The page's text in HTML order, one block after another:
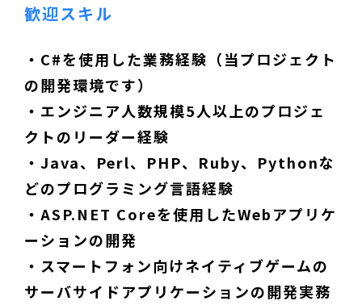
歓迎スキル
・C#を使用した業務経験（当プロジェクト
の開発環境です）
・エンジニア人数規模5人以上のプロジェ
クトのリーダー経験
・Java、Perl、PHP、Ruby、Pythonな
どのプログラミング言語経験
・ASP.NET Coreを使用したWebアプリケ
ーションの開発
・スマートフォン向けネイティブゲームの
サーバサイドアプリケーションの開発実務